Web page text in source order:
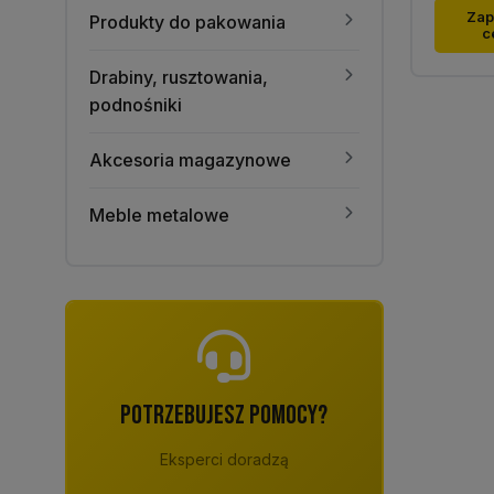
Produkty do pakowania
Drabiny, rusztowania,
podnośniki
Akcesoria magazynowe
Meble metalowe
POTRZEBUJESZ POMOCY?
Eksperci doradzą